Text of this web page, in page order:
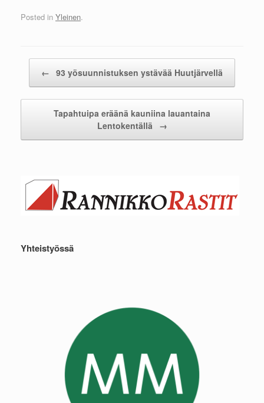
Posted in Yleinen.
← 93 yösuunnistuksen ystävää Huutjärvellä
Tapahtuipa eräänä kauniina lauantaina
Lentokentällä →
Yhteistyössä